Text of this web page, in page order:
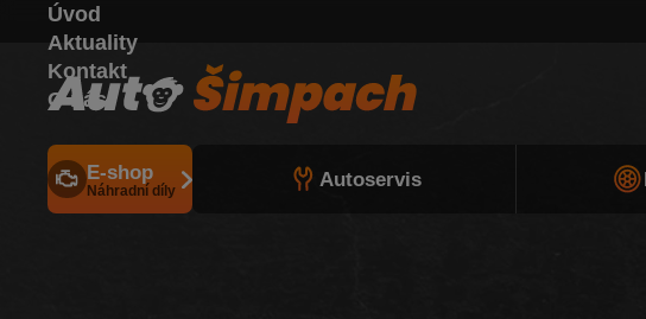
Úvod
Aktuality
Kontakt
O nás
E-shop
Náhradní díly Autoservis